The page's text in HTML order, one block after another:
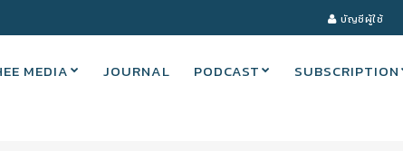
บัญชีผู้ใช้
MEDIA JOURNAL PODCAST SUBSCRIPTION